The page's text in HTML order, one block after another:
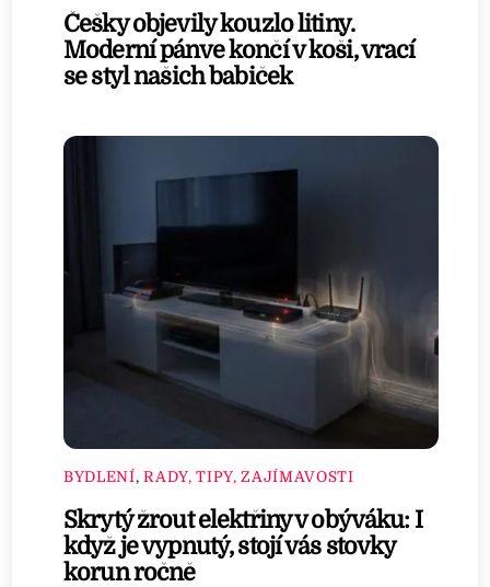
Češky objevily kouzlo litiny.
Moderní pánve končí v koši, vrací
se styl našich babiček
BYDLENÍ,RADY, TIPY, ZAJÍMAVOSTI
Skrytý žrout elektřiny v obýváku: I
když je vypnutý, stojí vás stovky
korun ročně